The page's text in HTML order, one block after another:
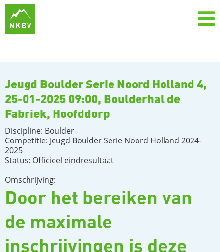
Jeugd Boulder Serie Noord Holland 4,
25-01-2025 09:00, Boulderhal de
Fabriek, Hoofddorp
Discipline: Boulder
Competitie: Jeugd Boulder Serie Noord Holland 2024-
2025
Status: Officieel eindresultaat
Omschrijving:
Door het bereiken van
de maximale
inschrijvingen is deze